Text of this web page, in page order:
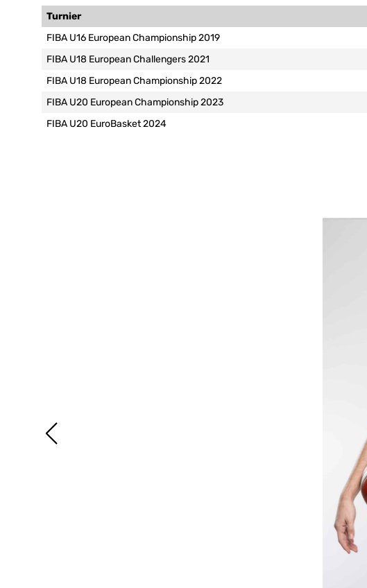
Turnier
FIBA U16 European Championship 2019
FIBA U18 European Challengers 2021
FIBA U18 European Championship 2022
FIBA U20 European Championship 2023
FIBA U20 EuroBasket 2024